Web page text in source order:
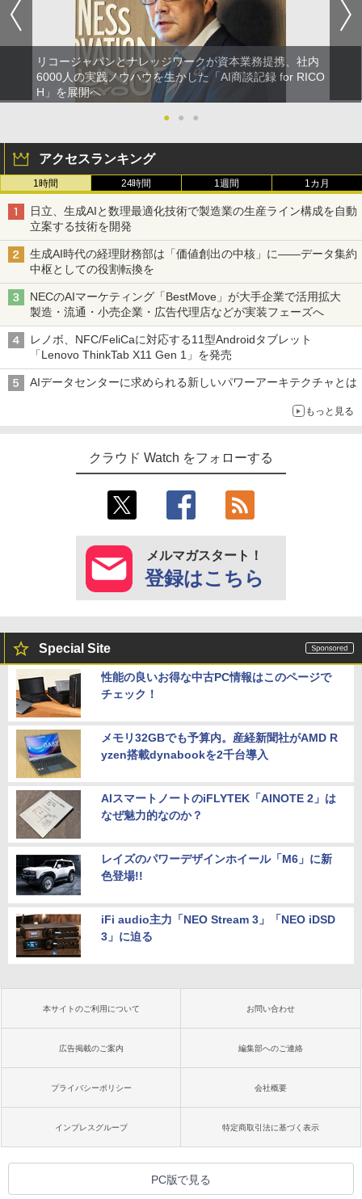
リコージャパンとナレッジワークが資本業務提携、社内
6000人の実践ノウハウを生かした「AI商談記録 for RICO
H」を展開へ
●
● ●
アクセスランキング
1時間 24時間 1週間 1カ月
日立、生成AIと数理最適化技術で製造業の生産ライン構成を自動
立案する技術を開発
生成AI時代の経理財務部は「価値創出の中核」に――データ集約
中枢としての役割転換を
NECのAIマーケティング「BestMove」が大手企業で活用拡大
製造・流通・小売企業・広告代理店などが実装フェーズへ
レノボ、NFC/FeliCaに対応する11型Androidタブレット
「Lenovo ThinkTab X11 Gen 1」を発売
AIデータセンターに求められる新しいパワーアーキテクチャとは
もっと見る
クラウド Watch をフォローする
メルマガスタート！
登録はこちら
Special Site
性能の良いお得な中古PC情報はこのページで
チェック！
メモリ32GBでも予算内。産経新聞社がAMD R
yzen搭載dynabookを2千台導入
AIスマートノートのiFLYTEK「AINOTE 2」は
なぜ魅力的なのか？
レイズのパワーデザインホイール「M6」に新
色登場!!
iFi audio主力「NEO Stream 3」「NEO iDSD
3」に迫る
本サイトのご利用について お問い合わせ
広告掲載のご案内 編集部へのご連絡
プライバシーポリシー 会社概要
インプレスグループ 特定商取引法に基づく表示
PC版で見る